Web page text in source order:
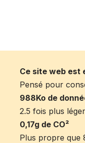
Ce site web est
Pensé pour
988Ko de
2.5 fois plus
0,17g de CO²
Plus propre que